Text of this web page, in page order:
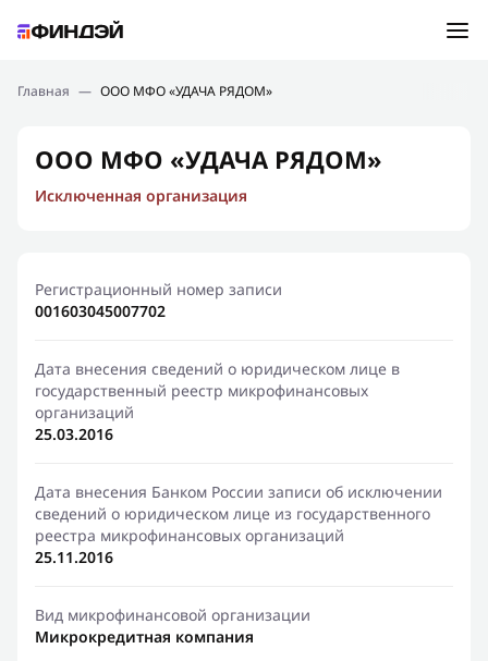
Подбор займа
Новости
Финансовое просвещение
Главная — ООО МФО «УДАЧА РЯДОМ»
ООО МФО «УДАЧА РЯДОМ»
Исключенная организация
Регистрационный номер записи
001603045007702
Дата внесения сведений о юридическом лице в
государственный реестр микрофинансовых
организаций
25.03.2016
Дата внесения Банком России записи об исключении
сведений о юридическом лице из государственного
реестра микрофинансовых организаций
25.11.2016
Вид микрофинансовой организации
Микрокредитная компания
Ошибка:Контактная форма не найдена.
Спасибо, что написали нам
Мы свяжемся с Вами в ближайшее время и сообщим
результат
Отправить новый запрос